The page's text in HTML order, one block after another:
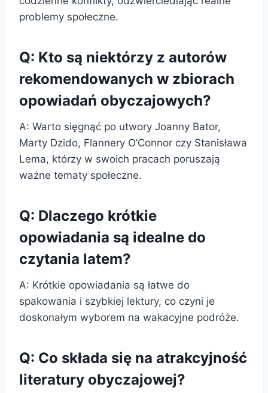
problemy społeczne.
Q: Kto są niektórzy z autorów
rekomendowanych w zbiorach
opowiadań obyczajowych?
A: Warto sięgnąć po utwory Joanny Bator,
Marty Dzido, Flannery O’Connor czy Stanisława
Lema, którzy w swoich pracach poruszają
ważne tematy społeczne.
Q: Dlaczego krótkie
opowiadania są idealne do
czytania latem?
A: Krótkie opowiadania są łatwe do
spakowania i szybkiej lektury, co czyni je
doskonałym wyborem na wakacyjne podróże.
Q: Co składa się na atrakcyjność
literatury obyczajowej?